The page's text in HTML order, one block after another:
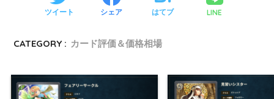
ツイート シェア はてブ LINE
CATEGORY : カード評価＆価格相場